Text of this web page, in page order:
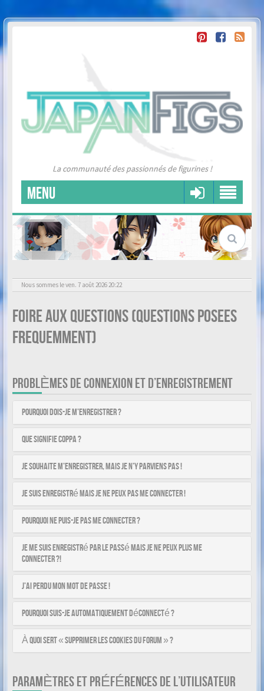
La communauté des passionnés de figurines !
MENU
Nous sommes le ven. 7 août 2026 20:22
Foire aux questions (Questions posees
frequemment)
PROBLÈMES DE CONNEXION ET D’ENREGISTREMENT
Pourquoi dois-je m’enregistrer ?
Que signifie COPPA ?
Je souhaite m’enregistrer, mais je n’y parviens pas !
Je suis enregistré mais je ne peux pas me connecter !
Pourquoi ne puis-je pas me connecter ?
Je me suis enregistré par le passé mais je ne peux plus me
connecter ?!
J’ai perdu mon mot de passe !
Pourquoi suis-je automatiquement déconnecté ?
À quoi sert « Supprimer les cookies du forum » ?
PARAMÈTRES ET PRÉFÉRENCES DE L’UTILISATEUR